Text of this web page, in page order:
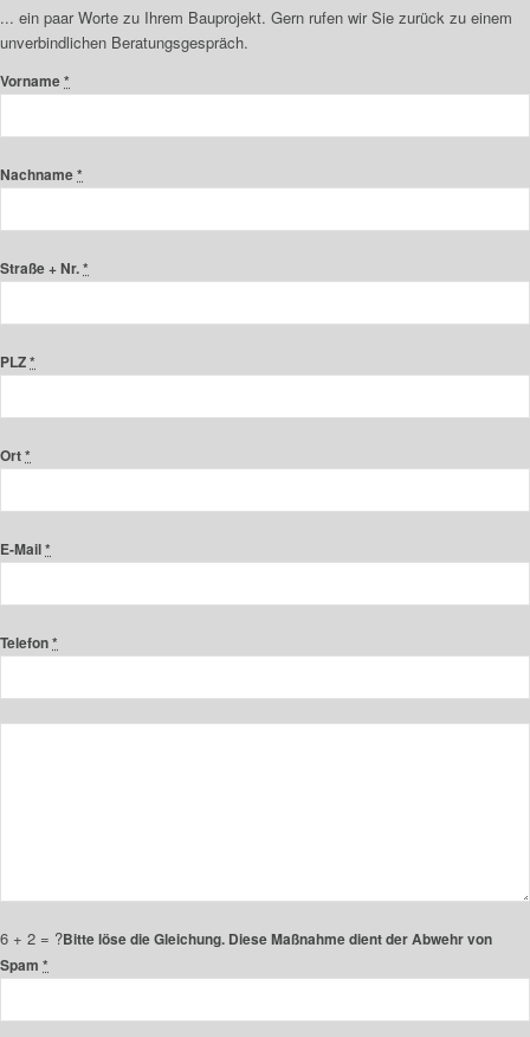
... ein paar Worte zu Ihrem Bauprojekt. Gern rufen wir Sie zurück zu einem
unverbindlichen Beratungsgespräch.
Vorname*
Nachname*
Straße + Nr.*
PLZ*
Ort*
E-Mail*
Telefon*
6 + 2 = ?Bitte löse die Gleichung. Diese Maßnahme dient der Abwehr von
Spam *